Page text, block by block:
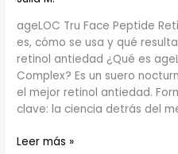
ageLOC Tru Face Peptide
es, cómo se usa y qué
retinol antiedad ¿Qué es
Complex? Es un suero
el mejor retinol antiedad.
clave: la ciencia detrás del
Leer más »